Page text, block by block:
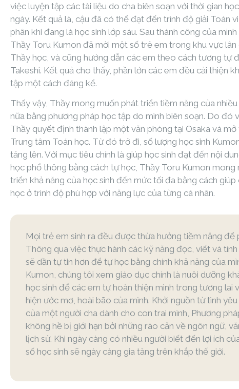
việc luyện tập các tài liệu do cha biên soạn với thời gian
ngày. Kết quả là, cậu đã có thể đạt đến trình độ giải Toán
phân khi đang là học sinh lớp sáu. Sau thành công của mình
Thầy Toru Kumon đã mời một số trẻ em trong khu vực lân
Thầy học, và cũng hướng dẫn các em theo cách tương tự
Takeshi. Kết quả cho thấy, phần lớn các em đều cải thiện
tập một cách đáng kể.
Thấy vậy, Thầy mong muốn phát triển tiềm năng của
nữa bằng phương pháp học tập do mình biên soạn. Do đó
Thầy quyết định thành lập một văn phòng tại Osaka và mở
Trung tâm Toán học. Từ đó trở đi, số lượng học sinh
tăng lên. Với mục tiêu chính là giúp học sinh đạt đến nội
học phổ thông bằng cách tự học, Thầy Toru Kumon mong
triển khả năng của học sinh đến mức tối đa bằng cách
học ở trình độ phù hợp với năng lực của từng cá nhân.
Mọi trẻ em sinh ra đều được thừa hưởng tiềm năng để
Thông qua việc thực hành các kỹ năng đọc, viết và
sẽ dần tự tin hơn để tự học bằng chính khả năng của
Kumon, chúng tôi xem giáo dục chính là nuôi dưỡng
học sinh để các em tự hoàn thiện mình trong tương lai
hiện ước mơ, hoài bão của mình. Khởi nguồn từ tình
của một người cha dành cho con trai mình, Phương
không hề bị giới hạn bởi những rào cản về ngôn ngữ,
lịch sử. Khi ngày càng có nhiều người biết đến lợi ích
số học sinh sẽ ngày càng gia tăng trên khắp thế giới.